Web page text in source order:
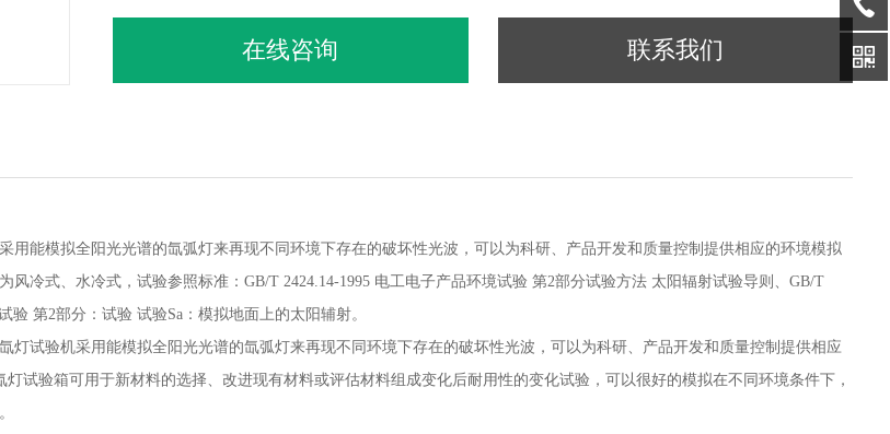
在线咨询 联系我们
用能模拟全阳光光谱的氙弧灯来再现不同环境下存在的破坏性光波，可以为科研、产品开发和质量控制提供相应的环境模拟
风冷式、水冷式，试验参照标准：GB/T 2424.14-1995 电工电子产品环境试验 第2部分试验方法 太阳辐射试验导则、GB/T
验 第2部分：试验 试验Sa：模拟地面上的太阳辅射。
灯试验机采用能模拟全阳光光谱的氙弧灯来再现不同环境下存在的破坏性光波，可以为科研、产品开发和质量控制提供相应
灯试验箱可用于新材料的选择、改进现有材料或评估材料组成变化后耐用性的变化试验，可以很好的模拟在不同环境条件下，